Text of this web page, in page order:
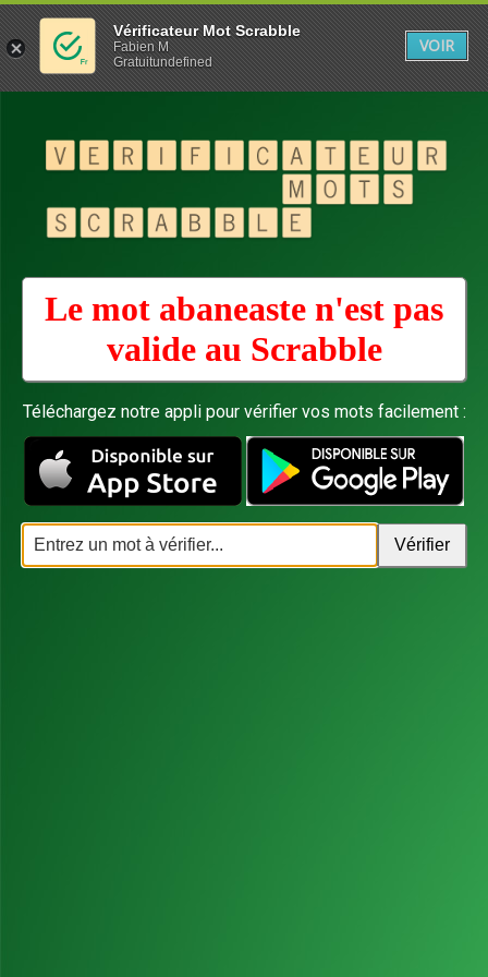
Le mot abaneaste n'est pas
valide au Scrabble
Téléchargez notre appli pour vérifier vos mots facilement :
Vérificateur Mot Scrabble
Fabien M
Gratuitundefined
VOIR